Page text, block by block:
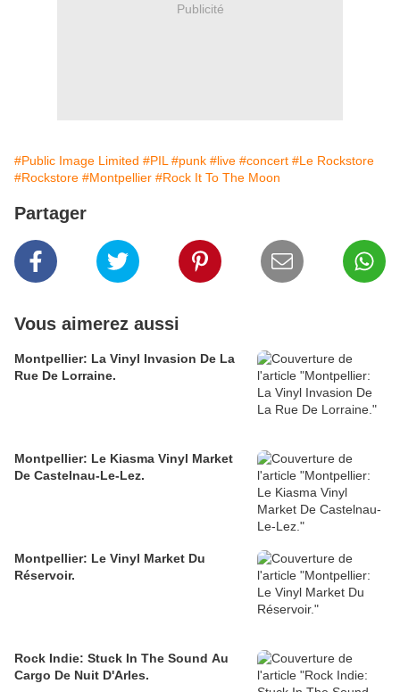
Publicité
#Public Image Limited #PIL #punk #live #concert #Le Rockstore
#Rockstore #Montpellier #Rock It To The Moon
Partager
Vous aimerez aussi
Montpellier: La Vinyl Invasion De La
Rue De Lorraine.
Montpellier: Le Kiasma Vinyl Market
De Castelnau-Le-Lez.
Montpellier: Le Vinyl Market Du
Réservoir.
Rock Indie: Stuck In The Sound Au
Cargo De Nuit D'Arles.